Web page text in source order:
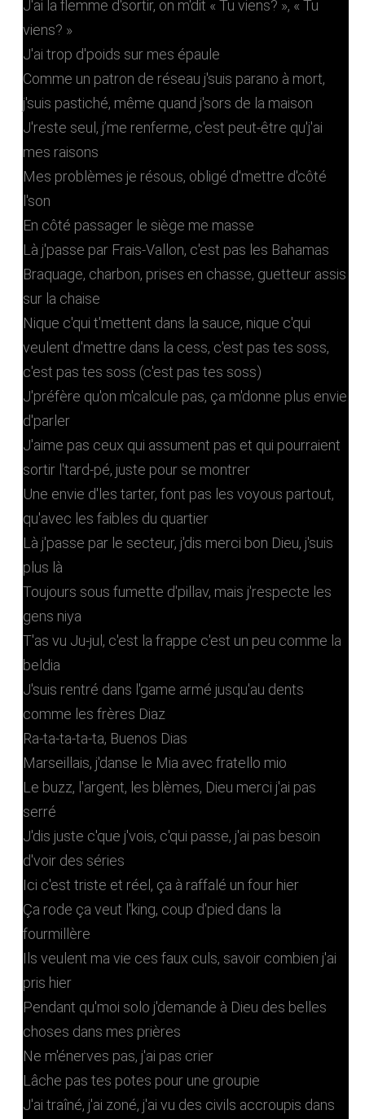
J'ai la flemme d'sortir, on m'dit « Tu viens? », « Tu
viens? »
J'ai trop d'poids sur mes épaule
Comme un patron de réseau j'suis parano à mort,
j'suis pastiché, même quand j'sors de la maison
J'reste seul, j’me renferme, c'est peut-être qu'j'ai
mes raisons
Mes problèmes je résous, obligé d'mettre d'côté
l'son
En côté passager le siège me masse
Là j'passe par Frais-Vallon, c'est pas les Bahamas
Braquage, charbon, prises en chasse, guetteur assis
sur la chaise
Nique c'qui t'mettent dans la sauce, nique c'qui
veulent d'mettre dans la cess, c'est pas tes soss,
c'est pas tes soss (c'est pas tes soss)
J'préfère qu'on m'calcule pas, ça m'donne plus envie
d'parler
J'aime pas ceux qui assument pas et qui pourraient
sortir l'tard-pé, juste pour se montrer
Une envie d'les tarter, font pas les voyous partout,
qu'avec les faibles du quartier
Là j'passe par le secteur, j'dis merci bon Dieu, j'suis
plus là
Toujours sous fumette d'pillav, mais j'respecte les
gens niya
T'as vu Ju-jul, c'est la frappe c'est un peu comme la
beldia
J'suis rentré dans l'game armé jusqu'au dents
comme les frères Diaz
Ra-ta-ta-ta-ta, Buenos Dias
Marseillais, j'danse le Mia avec fratello mio
Le buzz, l'argent, les blèmes, Dieu merci j'ai pas
serré
J'dis juste c'que j'vois, c'qui passe, j'ai pas besoin
d'voir des séries
Ici c'est triste et réel, ça à raffalé un four hier
Ça rode ça veut l'king, coup d'pied dans la
fourmillère
Ils veulent ma vie ces faux culs, savoir combien j'ai
pris hier
Pendant qu'moi solo j'demande à Dieu des belles
choses dans mes prières
Ne m'énerves pas, j'ai pas crier
Lâche pas tes potes pour une groupie
J'ai traîné, j'ai zoné, j'ai vu des civils accroupis dans